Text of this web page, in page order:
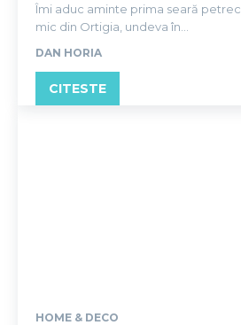
Îmi aduc aminte prima seară
mic din Ortigia, undeva în...
DAN HORIA
CITESTE
HOME & DECO